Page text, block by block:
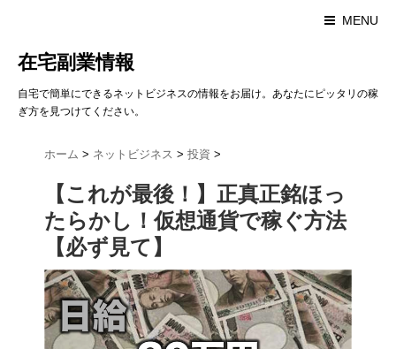
MENU
在宅副業情報
自宅で簡単にできるネットビジネスの情報をお届け。あなたにピッタリの稼
ぎ方を見つけてください。
ホーム > ネットビジネス > 投資 >
【これが最後！】正真正銘ほっ
たらかし！仮想通貨で稼ぐ方法
【必ず見て】